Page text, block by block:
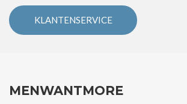
KLANTENSERVICE
MENWANTMORE